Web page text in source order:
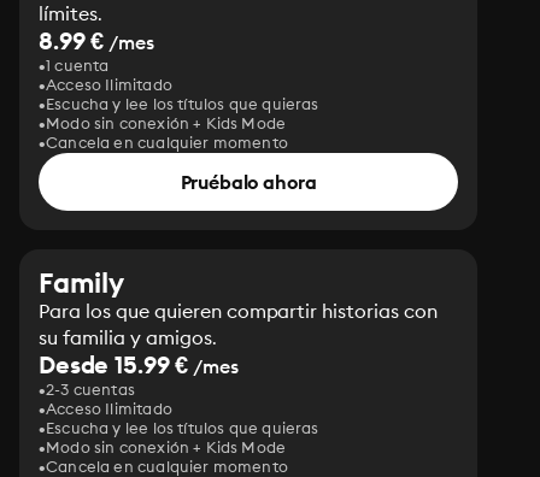
límites.
8.99 € /mes
1 cuenta
Acceso Ilimitado
Escucha y lee los títulos que quieras
Modo sin conexión + Kids Mode
Cancela en cualquier momento
Pruébalo ahora
Family
Para los que quieren compartir historias con
su familia y amigos.
Desde 15.99 € /mes
2-3 cuentas
Acceso Ilimitado
Escucha y lee los títulos que quieras
Modo sin conexión + Kids Mode
Cancela en cualquier momento